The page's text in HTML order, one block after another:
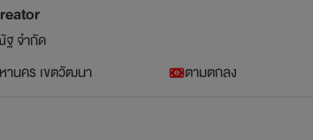
จำกัด
านคร เขตวัฒนา ตามตกลง